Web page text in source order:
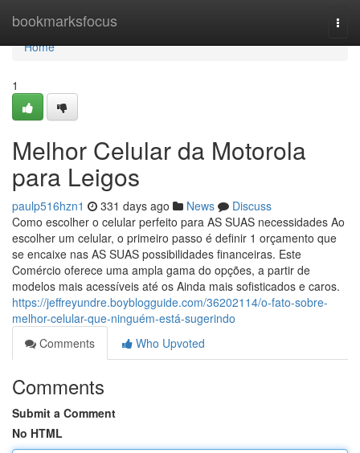
bookmarksfocus
Home
Home
1
Melhor Celular da Motorola
para Leigos
paulp516hzn1 331 days ago News
Discuss
Como escolher o celular perfeito para AS SUAS necessidades Ao
escolher um celular, o primeiro passo é definir 1 orçamento que
se encaixe nas AS SUAS possibilidades financeiras. Este
Comércio oferece uma ampla gama do opções, a partir de
modelos mais acessíveis até os Ainda mais sofisticados e caros.
https://jeffreyundre.boyblogguide.com/36202114/o-fato-sobre-
melhor-celular-que-ninguém-está-sugerindo
Comments
Who Upvoted
Comments
Submit a Comment
No HTML